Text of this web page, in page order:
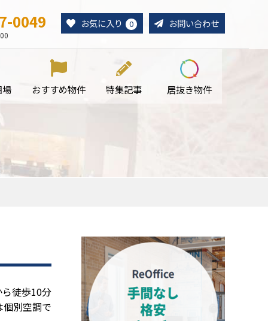
0049 お気に入り 0 お問い合わせ
おすすめ物件 特集記事 居抜き物件
徒歩10分
別空調で